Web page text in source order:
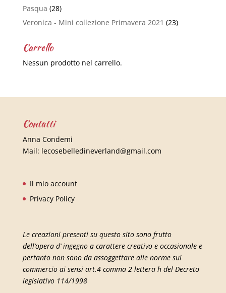
Pasqua (28)
Veronica - Mini collezione Primavera 2021 (23)
Carrello
Nessun prodotto nel carrello.
Contatti
Anna Condemi
Mail: lecosebelledineverland@gmail.com
Il mio account
Privacy Policy
Le creazioni presenti su questo sito sono frutto
dell’opera d’ ingegno a carattere creativo e occasionale e
pertanto non sono da assoggettare alle norme sul
commercio ai sensi art.4 comma 2 lettera h del Decreto
legislativo 114/1998